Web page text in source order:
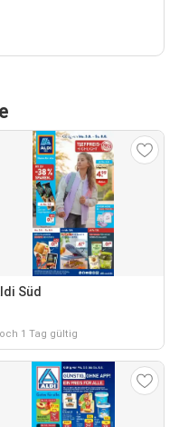
Süd
1 Tag gültig